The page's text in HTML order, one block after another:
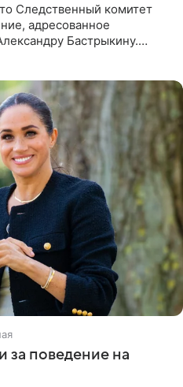
Следственный комитет
адресованное
Бастрыкину.
за поведение на